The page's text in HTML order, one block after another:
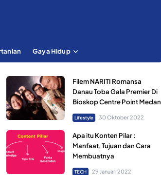
Gaya Hidup
Filem NARITI Romansa
Danau Toba Gala Premier Di
Bioskop Centre Point Medan
Lifestyle 30 Oktober 2022
Apa itu Konten Pilar :
Manfaat, Tujuan dan Cara
Membuatnya
TECH 29 Januari 2022